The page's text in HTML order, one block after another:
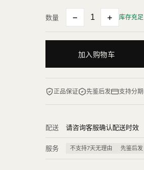
数量 − + 库存充足
加入购物车
正品保证 先鉴后发 支持分期
配送 请咨询客服确认配送时效
服务 不支持7天无理由 先鉴后发